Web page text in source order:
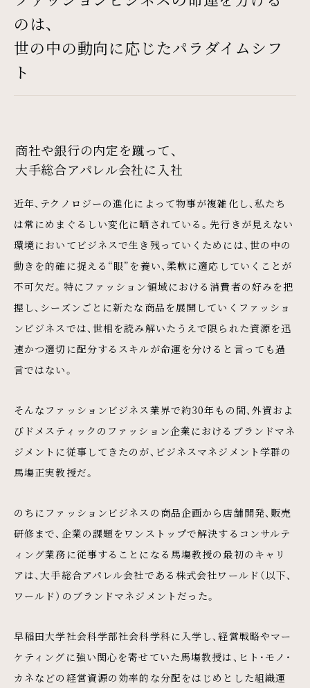
のは、
世の中の動向に応じたパラダイムシフ
ト
商社や銀行の内定を蹴って、
大手総合アパレル会社に入社
近年、テクノロジーの進化によって物事が複雑化し、私たち
は常にめまぐるしい変化に晒されている。先行きが見えない
環境においてビジネスで生き残っていくためには、世の中の
動きを的確に捉える“眼”を養い、柔軟に適応していくことが
不可欠だ。特にファッション領域における消費者の好みを把
握し、シーズンごとに新たな商品を展開していくファッショ
ンビジネスでは、世相を読み解いたうえで限られた資源を迅
速かつ適切に配分するスキルが命運を分けると言っても過
言ではない。
そんなファッションビジネス業界で約30年もの間、外資およ
びドメスティックのファッション企業におけるブランドマネ
ジメントに従事してきたのが、ビジネスマネジメント学群の
馬塲正実教授だ。
のちにファッションビジネスの商品企画から店舗開発、販売
研修まで、企業の課題をワンストップで解決するコンサルテ
ィング業務に従事することになる馬塲教授の最初のキャリ
アは、大手総合アパレル会社である株式会社ワールド（以下、
ワールド）のブランドマネジメントだった。
早稲田大学社会科学部社会科学科に入学し、経営戦略やマー
ケティングに強い関心を寄せていた馬塲教授は、ヒト・モノ・
カネなどの経営資源の効率的な分配をはじめとした組織運